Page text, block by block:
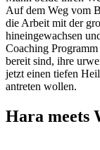
Auf dem Weg vom
die Arbeit mit der
hineingewachsen
Coaching
bereit sind, ihre
jetzt einen tiefen
antreten wollen.
Hara meets